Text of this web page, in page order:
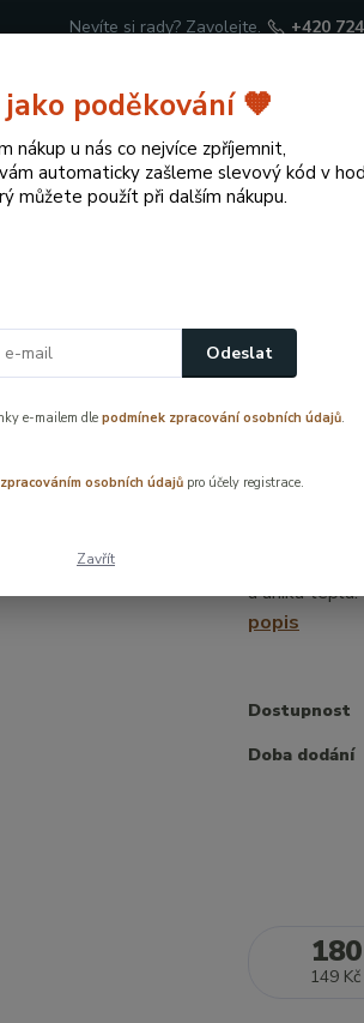
Nevíte si rady? Zavolejte. +420
DEN
Samolepicí
a úniku
popis
Dostupnost
Doba dodání
149 Kč
poděkování 🧡
nákup u nás co nejvíce zpříjemnit,
automaticky zašleme slevový kód v
můžete použít při dalším nákupu.
Odeslat
e-mailem dlepodmínek zpracování osobních údajů.
zpracováním osobních údajůpro účely registrace.
Zavřít